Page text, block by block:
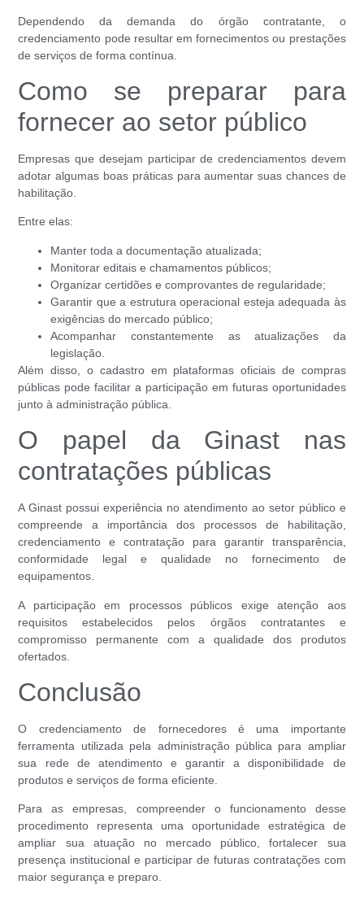
Dependendo da demanda do órgão contratante, o
credenciamento pode resultar em fornecimentos ou prestações
de serviços de forma contínua.
Como se preparar para
fornecer ao setor público
Empresas que desejam participar de credenciamentos devem
adotar algumas boas práticas para aumentar suas chances de
habilitação.
Entre elas:
Manter toda a documentação atualizada;
Monitorar editais e chamamentos públicos;
Organizar certidões e comprovantes de regularidade;
Garantir que a estrutura operacional esteja adequada às
exigências do mercado público;
Acompanhar constantemente as atualizações da
legislação.
Além disso, o cadastro em plataformas oficiais de compras
públicas pode facilitar a participação em futuras oportunidades
junto à administração pública.
O papel da Ginast nas
contratações públicas
A Ginast possui experiência no atendimento ao setor público e
compreende a importância dos processos de habilitação,
credenciamento e contratação para garantir transparência,
conformidade legal e qualidade no fornecimento de
equipamentos.
A participação em processos públicos exige atenção aos
requisitos estabelecidos pelos órgãos contratantes e
compromisso permanente com a qualidade dos produtos
ofertados.
Conclusão
O credenciamento de fornecedores é uma importante
ferramenta utilizada pela administração pública para ampliar
sua rede de atendimento e garantir a disponibilidade de
produtos e serviços de forma eficiente.
Para as empresas, compreender o funcionamento desse
procedimento representa uma oportunidade estratégica de
ampliar sua atuação no mercado público, fortalecer sua
presença institucional e participar de futuras contratações com
maior segurança e preparo.